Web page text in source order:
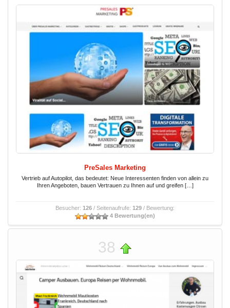
PreSales Marketing
Vertrieb auf Autopilot, das bedeutet: Neue Interessenten finden von allein zu
Ihren Angeboten, bauen Vertrauen zu Ihnen auf und greifen […]
Besucher: 126 / Seitenaufrufe: 129 / Bewertung:
4 Bewertung(en)
38